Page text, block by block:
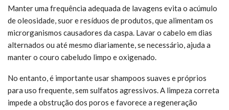
Manter uma frequência adequada de lavagens evita o acúmulo
de oleosidade, suor e resíduos de produtos, que alimentam os
microrganismos causadores da caspa. Lavar o cabelo em dias
alternados ou até mesmo diariamente, se necessário, ajuda a
manter o couro cabeludo limpo e oxigenado.
No entanto, é importante usar shampoos suaves e próprios
para uso frequente, sem sulfatos agressivos. A limpeza correta
impede a obstrução dos poros e favorece a regeneração